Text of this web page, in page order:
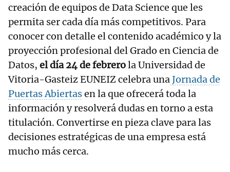
creación de equipos de Data Science que les
permita ser cada día más competitivos. Para
conocer con detalle el contenido académico y la
proyección profesional del Grado en Ciencia de
Datos, el día 24 de febrerola Universidad de
Vitoria-Gasteiz EUNEIZ celebra unaJornada de
Puertas Abiertasen la que ofrecerá toda la
información y resolverá dudas en torno a esta
titulación. Convertirse en pieza clave para las
decisiones estratégicas de una empresa está
mucho más cerca.